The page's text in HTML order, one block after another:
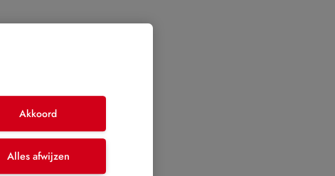
Akkoord
Alles afwijzen